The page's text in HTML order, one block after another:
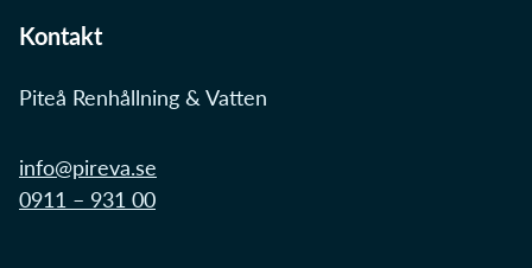
Kontakt
Piteå Renhållning & Vatten
info@pireva.se
0911 – 931 00